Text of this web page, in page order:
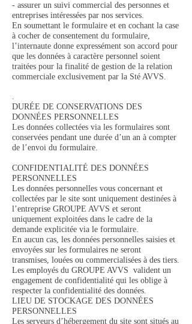
- assurer un suivi commercial des personnes et
entreprises intéressées par nos services.
En soumettant le formulaire et en cochant la case
à cocher de consentement du formulaire,
l’internaute donne expressément son accord pour
que les données à caractère personnel soient
traitées pour la finalité de gestion de la relation
commerciale exclusivement par la Sté AVVS.
.
DURÉE DE CONSERVATIONS DES
DONNÉES PERSONNELLES
Les données collectées via les formulaires sont
conservées pendant une durée d’un an à compter
de l’envoi du formulaire.
CONFIDENTIALITÉ DES DONNÉES
PERSONNELLES
Les données personnelles vous concernant et
collectées par le site sont uniquement destinées à
l’entreprise GROUPE AVVS et seront
uniquement exploitées dans le cadre de la
demande explicitée via le formulaire.
En aucun cas, les données personnelles saisies et
envoyées sur les formulaires ne seront
transmises, louées ou commercialisées à des tiers.
Les employés du GROUPE AVVS valident un
engagement de confidentialité qui les oblige à
respecter la confidentialité des données.
LIEU DE STOCKAGE DES DONNÉES
PERSONNELLES
Les serveurs d’hébergement du site sont situés au